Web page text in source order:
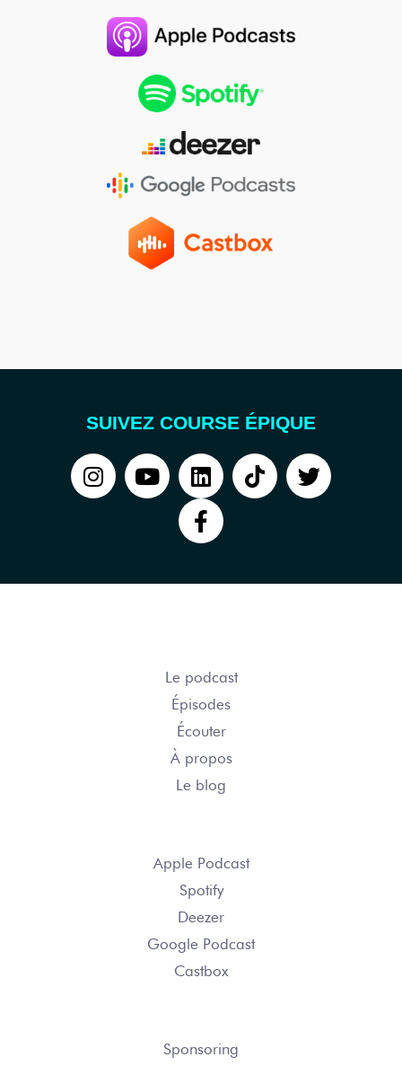
SUIVEZ COURSE ÉPIQUE
Le podcast
Épisodes
Écouter
À propos
Le blog
Apple Podcast
Spotify
Deezer
Google Podcast
Castbox
Sponsoring